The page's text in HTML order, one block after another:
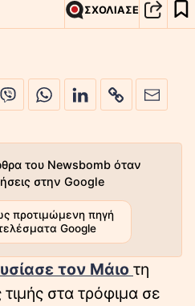
ΣΧΟΛΙΑΣΕ
του Newsbomb όταν
στην Google
προτιμώμενη πηγή
Google
τον Μάιο τη
στα τρόφιμα σε